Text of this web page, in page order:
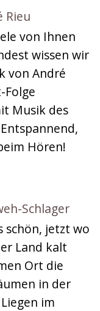
Rieu
von Ihnen
wissen wir
von André
Folge
Musik des
Hören!
Schlager
schön, jetzt wo
Land kalt
Ort die
in der
im